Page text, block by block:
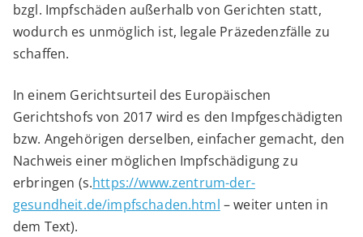
bzgl. Impfschäden außerhalb von Gerichten statt,
wodurch es unmöglich ist, legale Präzedenzfälle zu
schaffen.
In einem Gerichtsurteil des Europäischen
Gerichtshofs von 2017 wird es den Impfgeschädigten
bzw. Angehörigen derselben, einfacher gemacht, den
Nachweis einer möglichen Impfschädigung zu
erbringen (s.https://www.zentrum-der-
gesundheit.de/impfschaden.html – weiter unten in
dem Text).